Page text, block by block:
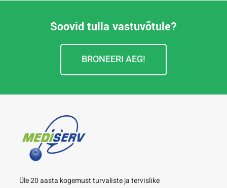
Soovid tulla vastuvõtule?
BRONEERI AEG!
Üle 20 aasta kogemust turvaliste ja tervislike